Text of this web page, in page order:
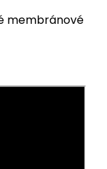
membránové